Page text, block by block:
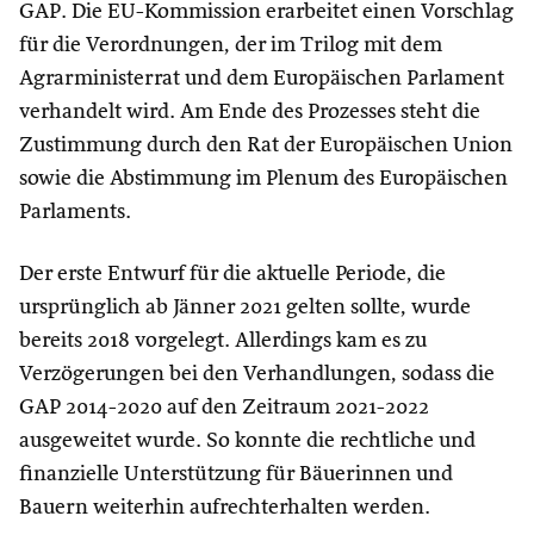
GAP. Die EU-Kommission erarbeitet einen Vorschlag
für die Verordnungen, der im Trilog mit dem
Agrarministerrat und dem Europäischen Parlament
verhandelt wird. Am Ende des Prozesses steht die
Zustimmung durch den Rat der Europäischen Union
sowie die Abstimmung im Plenum des Europäischen
Parlaments.
Der erste Entwurf für die aktuelle Periode, die
ursprünglich ab Jänner 2021 gelten sollte, wurde
bereits 2018 vorgelegt. Allerdings kam es zu
Verzögerungen bei den Verhandlungen, sodass die
GAP 2014-2020 auf den Zeitraum 2021-2022
ausgeweitet wurde. So konnte die rechtliche und
finanzielle Unterstützung für Bäuerinnen und
Bauern weiterhin aufrechterhalten werden.